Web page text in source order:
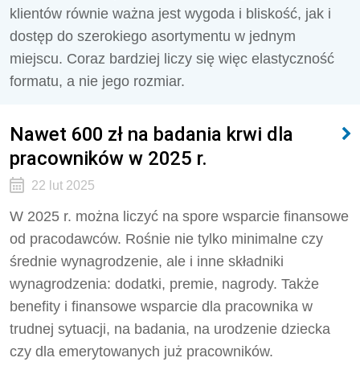
klientów równie ważna jest wygoda i bliskość, jak i
dostęp do szerokiego asortymentu w jednym
miejscu. Coraz bardziej liczy się więc elastyczność
formatu, a nie jego rozmiar.
Nawet 600 zł na badania krwi dla
pracowników w 2025 r.
22 lut 2025
W 2025 r. można liczyć na spore wsparcie finansowe
od pracodawców. Rośnie nie tylko minimalne czy
średnie wynagrodzenie, ale i inne składniki
wynagrodzenia: dodatki, premie, nagrody. Także
benefity i finansowe wsparcie dla pracownika w
trudnej sytuacji, na badania, na urodzenie dziecka
czy dla emerytowanych już pracowników.